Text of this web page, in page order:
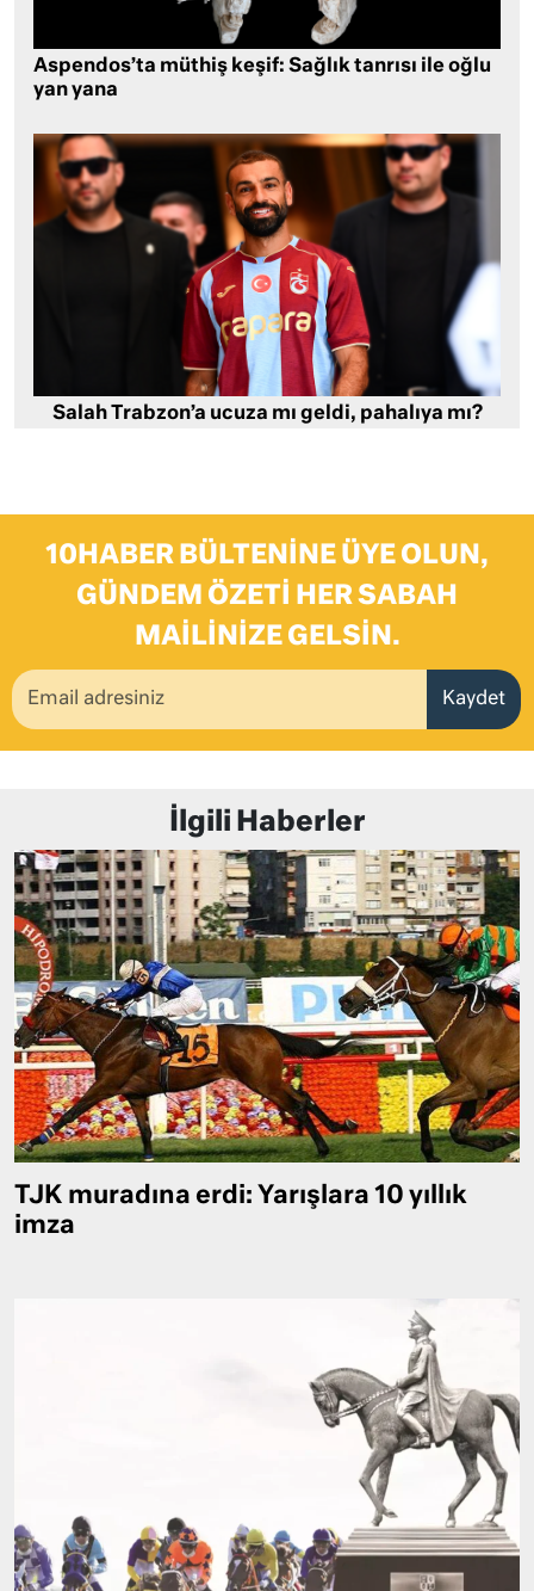
Aspendos’ta müthiş keşif: Sağlık tanrısı ile oğlu
yan yana
Salah Trabzon’a ucuza mı geldi, pahalıya mı?
10HABER BÜLTENINE ÜYE OLUN,
GÜNDEM ÖZETI HER SABAH
MAILINIZE GELSIN.
Kaydet
İlgili Haberler
TJK muradına erdi: Yarışlara 10 yıllık
imza